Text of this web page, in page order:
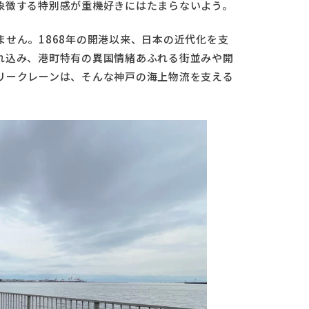
する特別感が重機好きにはたまらないよう。
ん。1868年の開港以来、日本の近代化を支
み、港町特有の異国情緒あふれる街並みや開
クレーンは、そんな神戸の海上物流を支える